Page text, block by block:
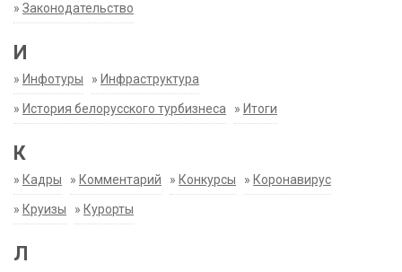
» Законодательство
И
» Инфотуры » Инфраструктура
» История белорусского турбизнеса » Итоги
К
» Кадры » Комментарий » Конкурсы » Коронавирус
» Круизы » Курорты
Л